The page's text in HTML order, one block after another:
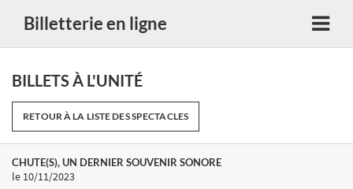
Billetterie en ligne
BILLETS À L'UNITÉ
RETOUR À LA LISTE DES SPECTACLES
CHUTE(S), UN DERNIER SOUVENIR SONORE
le 10/11/2023